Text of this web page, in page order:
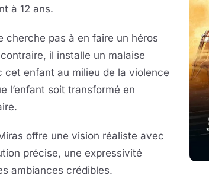
à 12 ans.
cherche pas à en faire un héros
il installe un malaise
cet enfant au milieu de la violence
l’enfant soit transformé en
offre une vision réaliste avec
précise, une expressivité
ambiances crédibles.